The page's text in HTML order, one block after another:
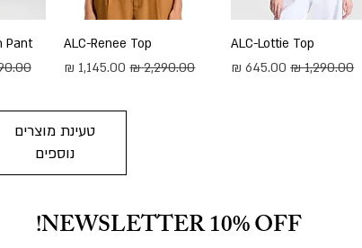
תצוגה מהירה
ALC-Lottie Top
מחיר רגיל
מחיר מבצע
תצוגה מהירה
ALC-Renee Top
מחיר רגיל‏2,290.00 ‏₪ מחיר מבצע
Pant
מחיר‏3,090.00 ‏₪
טעינת מוצרים
נוספים
NEWSLETTER 10% OFF!